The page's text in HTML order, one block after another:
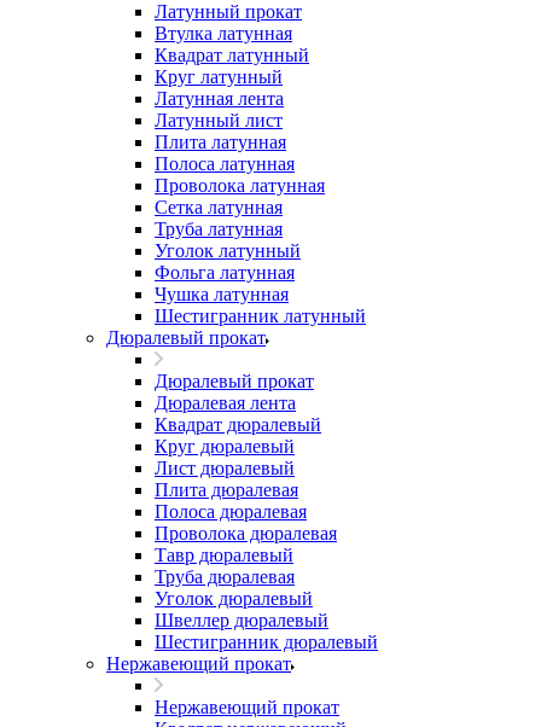
Латунный прокат
Втулка латунная
Квадрат латунный
Круг латунный
Латунная лента
Латунный лист
Плита латунная
Полоса латунная
Проволока латунная
Сетка латунная
Труба латунная
Уголок латунный
Фольга латунная
Чушка латунная
Шестигранник латунный
Дюралевый прокат
Дюралевый прокат
Дюралевая лента
Квадрат дюралевый
Круг дюралевый
Лист дюралевый
Плита дюралевая
Полоса дюралевая
Проволока дюралевая
Тавр дюралевый
Труба дюралевая
Уголок дюралевый
Швеллер дюралевый
Шестигранник дюралевый
Нержавеющий прокат
Нержавеющий прокат